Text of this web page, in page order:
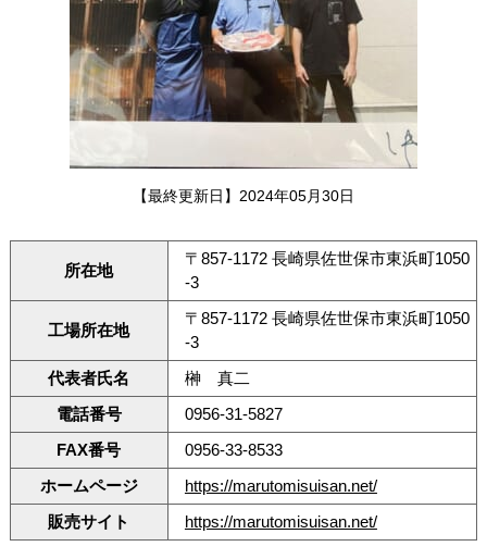
【最終更新日】2024年05月30日
所在地
〒857-1172 長崎県佐世保市東浜町1050
-3
工場所在地
〒857-1172 長崎県佐世保市東浜町1050
-3
代表者氏名
榊 真二
電話番号
0956-31-5827
FAX番号
0956-33-8533
ホームページ
https://marutomisuisan.net/
販売サイト
https://marutomisuisan.net/